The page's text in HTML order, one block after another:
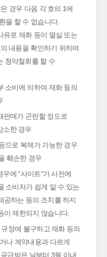
경우 다음 각 호의 1에
을 할 수 없습니다.
유로 재화 등이 멸실 또는
내용을 확인하기 위하여
청약철회를 할 수
소비에 의하여 재화 등의
판매가 곤란할 정도로
소한 경우
으로 복제가 가능한 경우
훼손한 경우
에 “사이트”가 사전에
소비자가 쉽게 알 수 있는
공하는 등의 조치를 하지
이 제한되지 않습니다.
정에 불구하고 재화 등의
나 계약내용과 다르게
급받은 날부터 3월 이내,